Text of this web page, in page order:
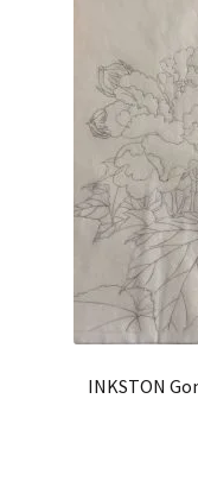
INKSTON